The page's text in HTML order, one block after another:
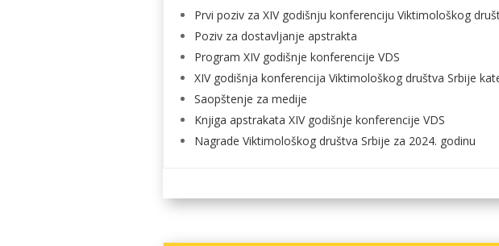
Prvi poziv za XIV godišnju konferenciju Viktimološkog
Poziv za dostavljanje apstrakta
Program XIV godišnje konferencije VDS
XIV godišnja konferencija Viktimološkog društva Srbije
Saopštenje za medije
Knjiga apstrakata XIV godišnje konferencije VDS
Nagrade Viktimološkog društva Srbije za 2024. godinu